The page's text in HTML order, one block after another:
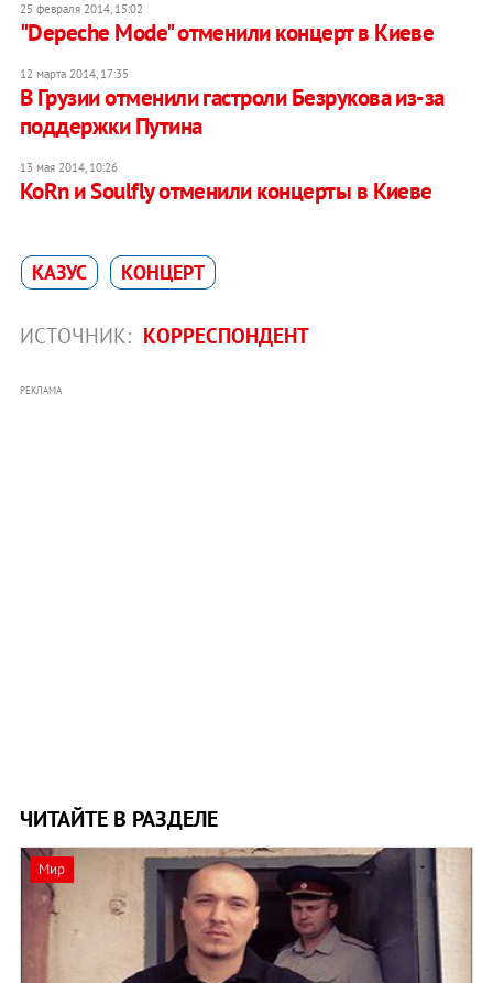
25 февраля 2014, 15:02
"Depeche Mode" отменили концерт в Киеве
12 марта 2014, 17:35
В Грузии отменили гастроли Безрукова из-за
поддержки Путина
13 мая 2014, 10:26
KoRn и Soulfly отменили концерты в Киеве
КАЗУС КОНЦЕРТ
ИСТОЧНИК: КОРРЕСПОНДЕНТ
РЕКЛАМА
ЧИТАЙТЕ В РАЗДЕЛЕ
Мир